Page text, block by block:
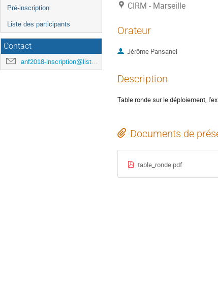
Pré-inscription
Liste des participants
Contact
anf2018-inscription@listes.mathrice.fr
CIRM - Marseille
Orateur
Jérôme Pansanel
Description
Table ronde sur le déploiement,
Documents de
table_ronde.pdf